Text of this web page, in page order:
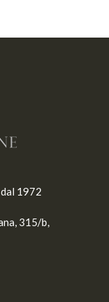
1972
315/b,